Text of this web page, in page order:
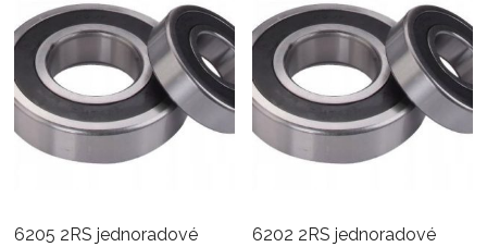
6205 2RS jednoradové
6202 2RS jednoradové